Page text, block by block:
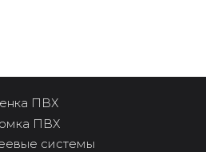
ПВХ
ПВХ
системы